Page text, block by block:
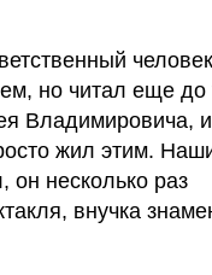
но читал еще до
Владимировича,
жил этим.
он несколько раз
внучка